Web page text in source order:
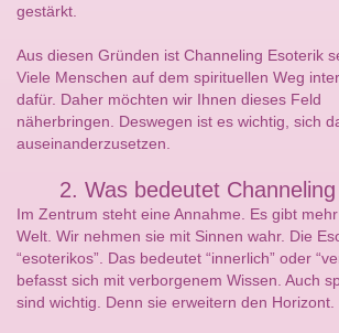
gestärkt.
Aus diesen Gründen ist Channeling Esoterik
Viele Menschen auf dem spirituellen Weg
dafür. Daher möchten wir Ihnen dieses Feld
näherbringen. Deswegen ist es wichtig, sich
auseinanderzusetzen.
2. Was bedeutet
Im Zentrum steht eine Annahme. Es gibt
Welt. Wir nehmen sie mit Sinnen wahr. Die
“esoterikos”. Das bedeutet “innerlich” oder
befasst sich mit verborgenem Wissen. Auch
sind wichtig. Denn sie erweitern den Horizont.